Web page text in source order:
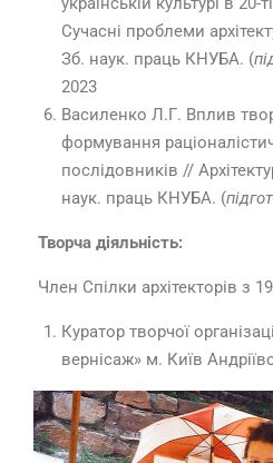
Сучасні проблеми
Зб. наук. праць КНУБА. (
2023
Василенко Л.Г. Вплив
формування
послідовників //
наук. праць КНУБА. (
Творча діяльність:
Член Спілки архітекторів з
Куратор творчої
вернісаж» м. Київ